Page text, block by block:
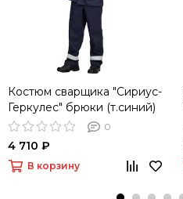
Костюм сварщика "Сириус-
Геркулес" брюки (т.синий)
0
4 710 ₽
В корзину